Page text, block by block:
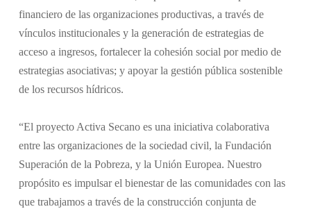
financiero de las organizaciones productivas, a través de
vínculos institucionales y la generación de estrategias de
acceso a ingresos, fortalecer la cohesión social por medio de
estrategias asociativas; y apoyar la gestión pública sostenible
de los recursos hídricos.
“El proyecto Activa Secano es una iniciativa colaborativa
entre las organizaciones de la sociedad civil, la Fundación
Superación de la Pobreza, y la Unión Europea. Nuestro
propósito es impulsar el bienestar de las comunidades con las
que trabajamos a través de la construcción conjunta de